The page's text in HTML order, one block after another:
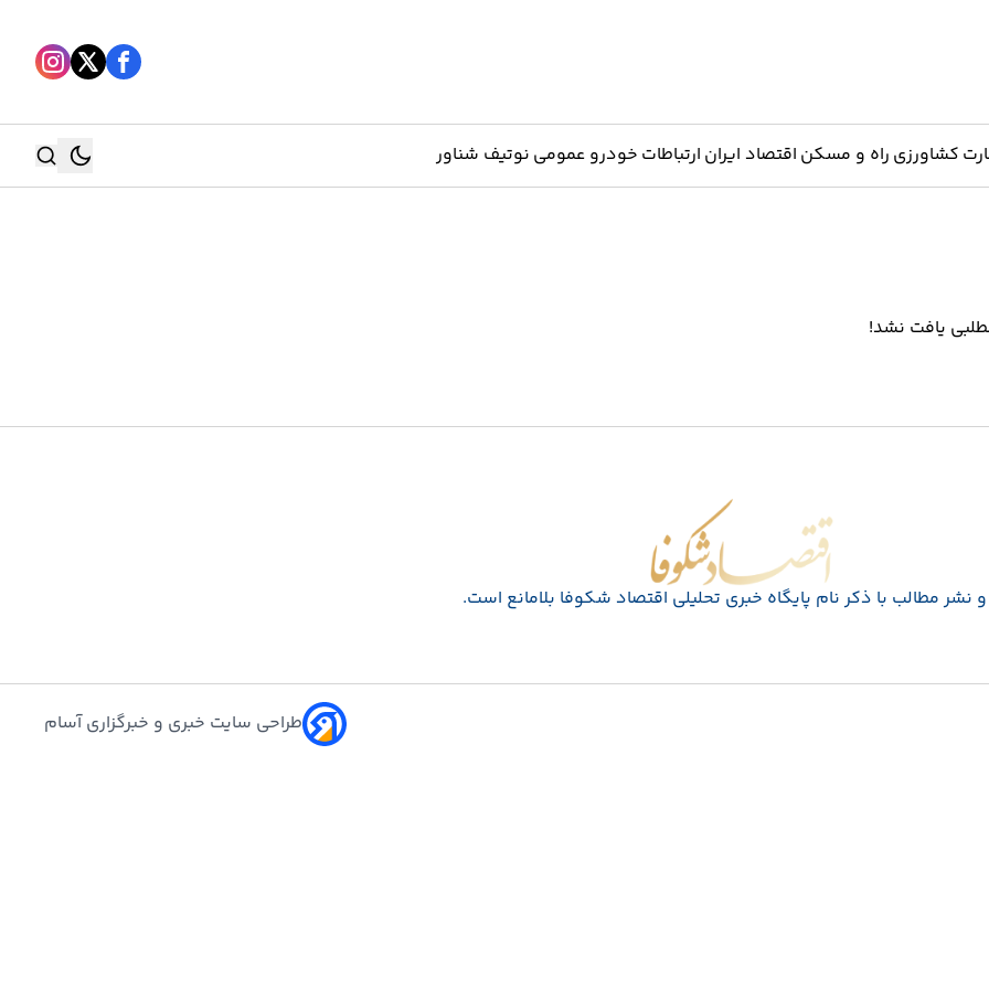
کشاورزی راه و مسکن اقتصاد ایران ارتباطات خودرو عمومی نوتیف شناور
یافت نشد!
اقتصاد شکوفا
نشر مطالب با ذکر نام پايگاه خبری تحليلی اقتصاد شکوفا بلامانع است.
طراحی سایت خبری و خبرگزاری آسام